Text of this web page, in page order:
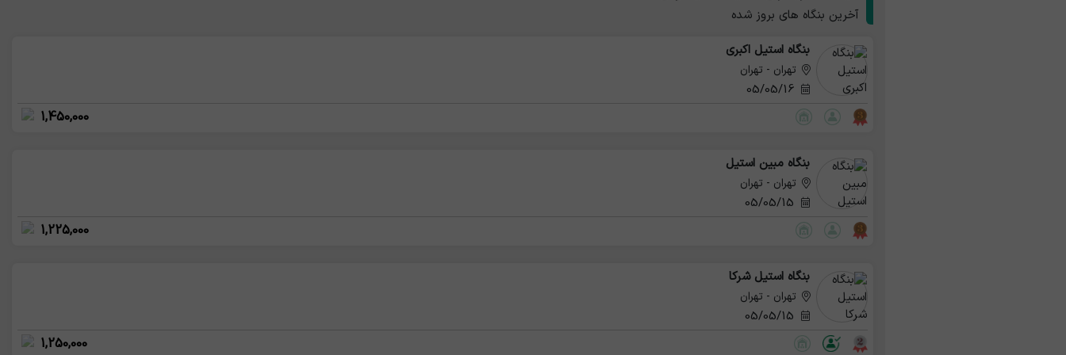
آخرین بنگاه های بروز شده
بنگاه استیل اکبری
تهران - تهران
1,450,000
بنگاه مبین استیل
تهران - تهران
1,225,000
بنگاه استیل شرکا
تهران - تهران
1,250,000